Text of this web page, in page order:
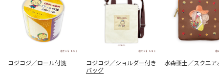
コジコジ／ロール付箋
コジコジ／ショルダー付き
バッグ
水森亜土／スクエア